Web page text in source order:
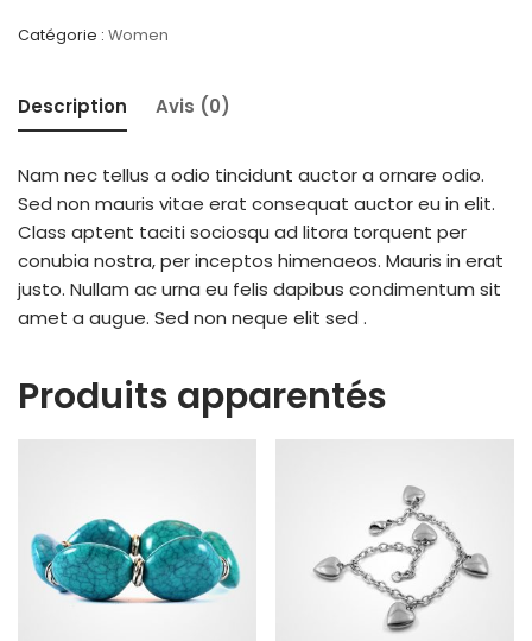
Catégorie : Women
Description Avis (0)
Nam nec tellus a odio tincidunt auctor a ornare odio.
Sed non mauris vitae erat consequat auctor eu in elit.
Class aptent taciti sociosqu ad litora torquent per
conubia nostra, per inceptos himenaeos. Mauris in erat
justo. Nullam ac urna eu felis dapibus condimentum sit
amet a augue. Sed non neque elit sed .
Produits apparentés